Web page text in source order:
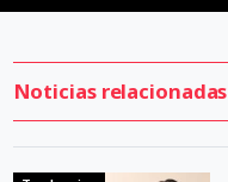
Noticias relacionadas